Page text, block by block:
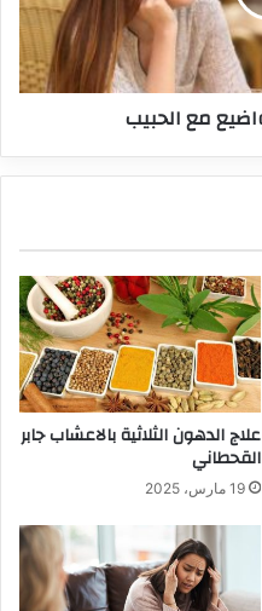
علاج الدهون الثلاثية بالاعشاب جابر
القحطاني
19 مارس، 2025